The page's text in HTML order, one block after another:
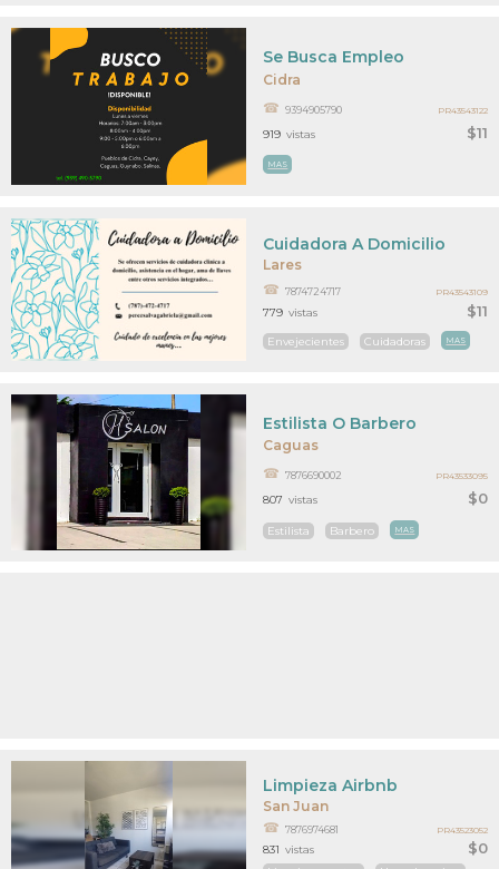
Cidra
$11
Se Busca Empleo
9394905790
MAS
919 vistas
PR43543122
Lares
$11
Cuidadora A Domicilio
7874724717
Envejecientes Cuidadoras MAS
779 vistas
PR43543109
Caguas
$0
Estilista O Barbero
7876690002
Estilista Barbero MAS
807 vistas
PR43533095
San Juan
$0
Limpieza Airbnb
7876974681
831 vistas
PR43523052